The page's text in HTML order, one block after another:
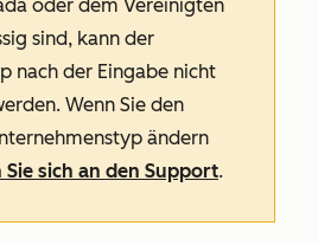
oder dem Vereinigten
sind, kann der
nach der Eingabe nicht
Wenn Sie den
ändern
Sie sich an den Support.